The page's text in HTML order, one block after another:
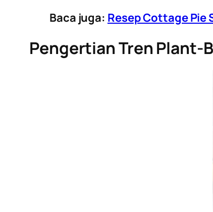
Baca juga: Resep Cottage Pie
Pengertian Tren Plant-